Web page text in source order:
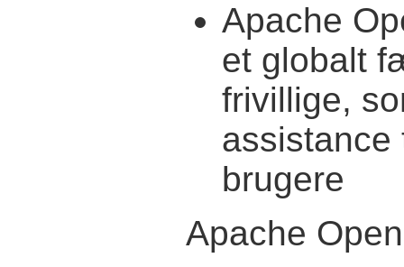
Apache
et globalt
frivillige,
assistance
brugere
Apache